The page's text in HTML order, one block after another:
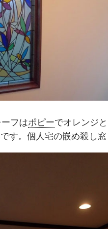
フはポピーでオレンジと
す。個人宅の嵌め殺し窓